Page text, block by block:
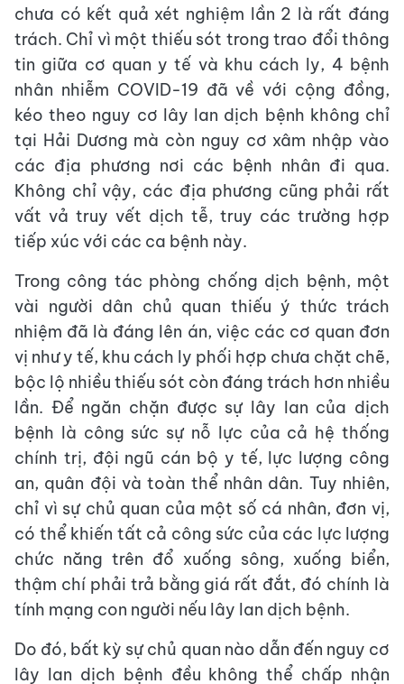
chưa có kết quả xét nghiệm lần 2 là rất đáng
trách. Chỉ vì một thiếu sót trong trao đổi thông
tin giữa cơ quan y tế và khu cách ly, 4 bệnh
nhân nhiễm COVID-19 đã về với cộng đồng,
kéo theo nguy cơ lây lan dịch bệnh không chỉ
tại Hải Dương mà còn nguy cơ xâm nhập vào
các địa phương nơi các bệnh nhân đi qua.
Không chỉ vậy, các địa phương cũng phải rất
vất vả truy vết dịch tễ, truy các trường hợp
tiếp xúc với các ca bệnh này.
Trong công tác phòng chống dịch bệnh, một
vài người dân chủ quan thiếu ý thức trách
nhiệm đã là đáng lên án, việc các cơ quan đơn
vị như y tế, khu cách ly phối hợp chưa chặt chẽ,
bộc lộ nhiều thiếu sót còn đáng trách hơn nhiều
lần. Để ngăn chặn được sự lây lan của dịch
bệnh là công sức sự nỗ lực của cả hệ thống
chính trị, đội ngũ cán bộ y tế, lực lượng công
an, quân đội và toàn thể nhân dân. Tuy nhiên,
chỉ vì sự chủ quan của một số cá nhân, đơn vị,
có thể khiến tất cả công sức của các lực lượng
chức năng trên đổ xuống sông, xuống biển,
thậm chí phải trả bằng giá rất đắt, đó chính là
tính mạng con người nếu lây lan dịch bệnh.
Do đó, bất kỳ sự chủ quan nào dẫn đến nguy cơ
lây lan dịch bệnh đều không thể chấp nhận